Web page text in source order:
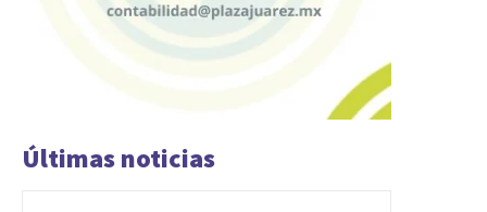
Últimas noticias